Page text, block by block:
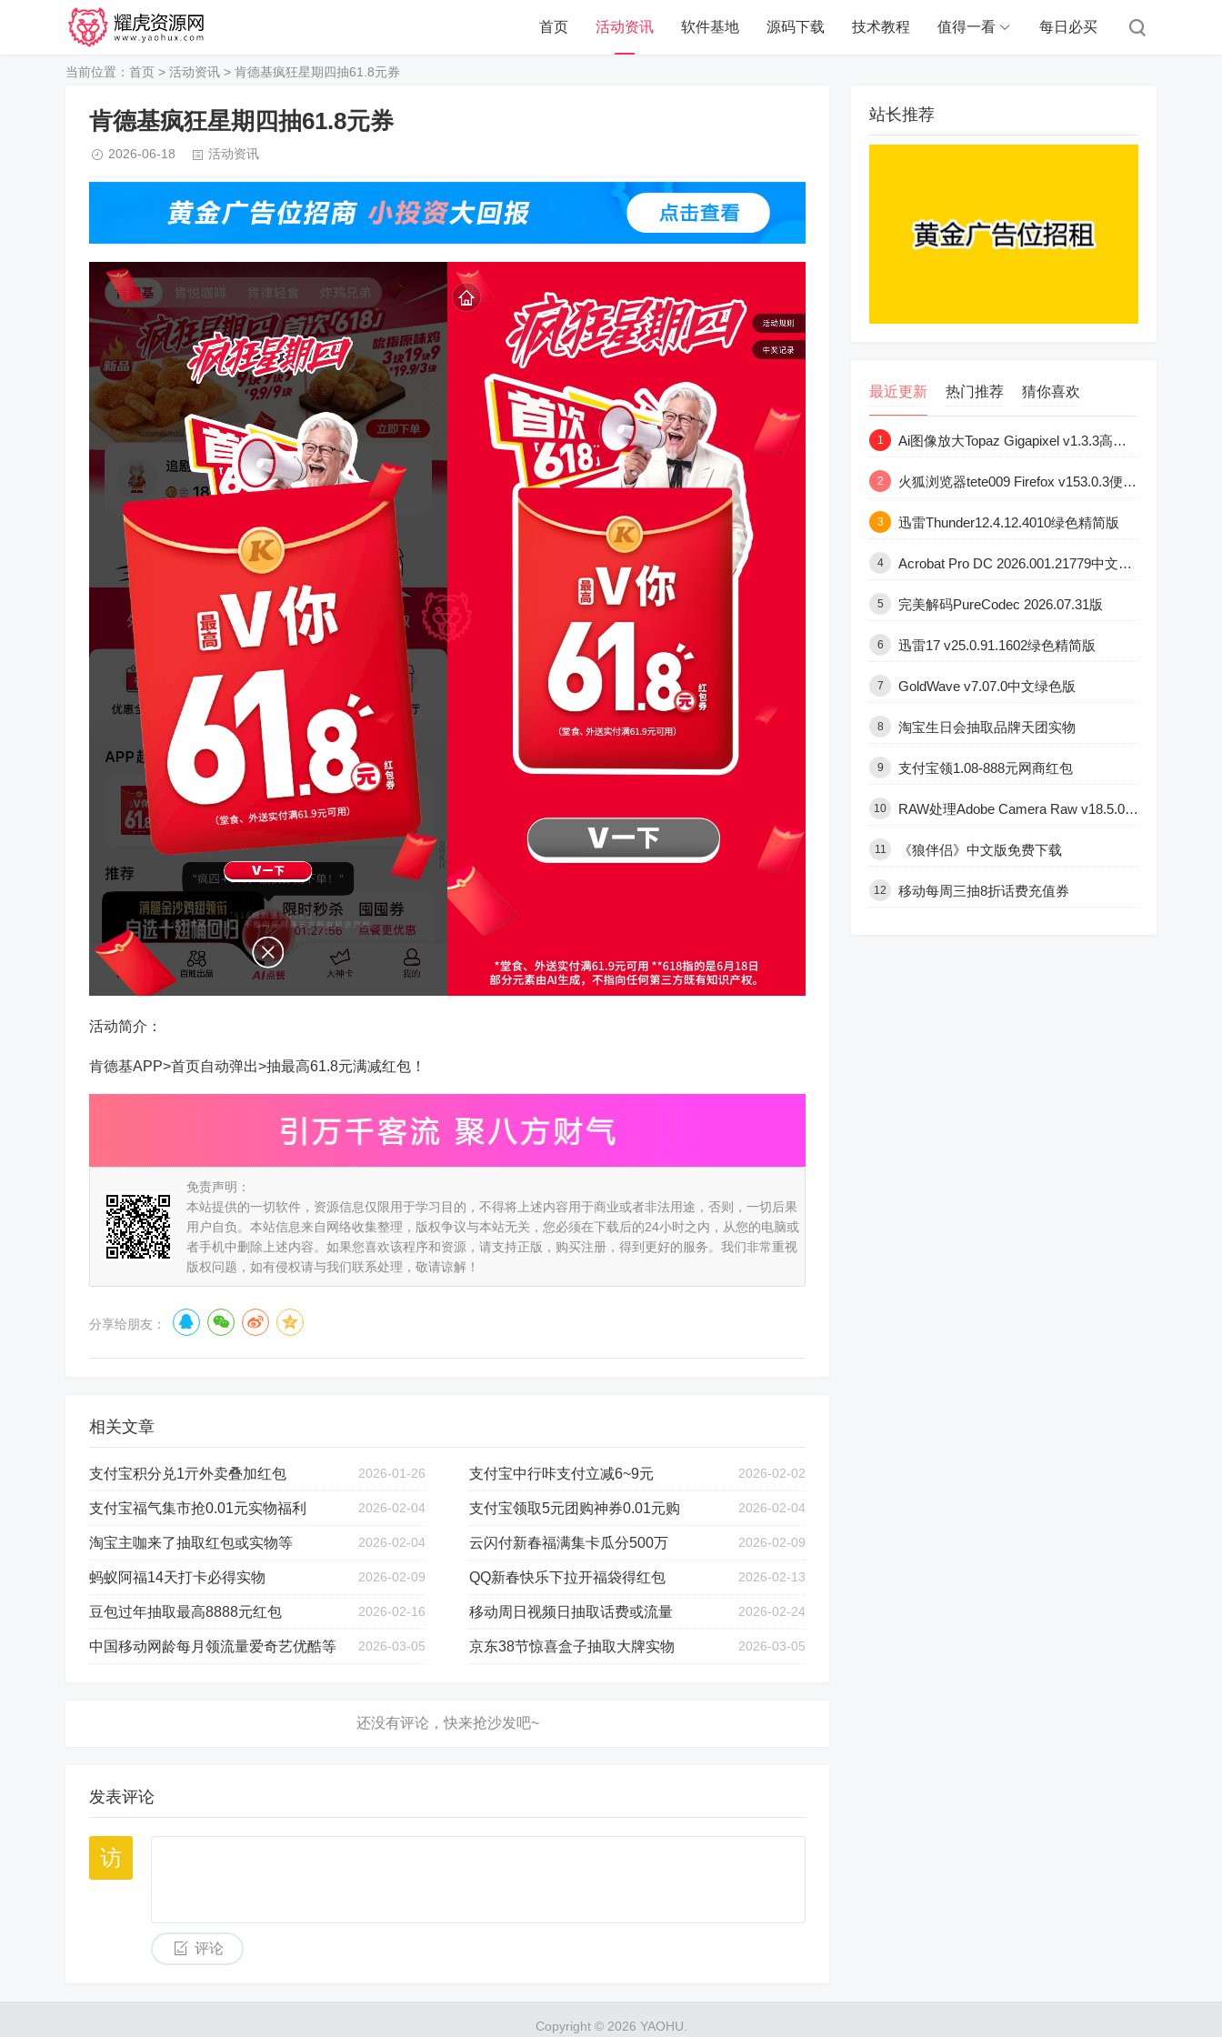
首页 活动资讯 软件基地 源码下载 技术教程 值得一看 每日必买
当前位置： 首页 > 活动资讯 > 肯德基疯狂星期四抽61.8元券
肯德基疯狂星期四抽61.8元券
2026-06-18 活动资讯
活动简介：
肯德基APP>首页自动弹出>抽最高61.8元满减红包！
免责声明：
本站提供的一切软件，资源信息仅限用于学习目的，不得将上述内容用于商业或者非法用途，否则，一切后果
用户自负。本站信息来自网络收集整理，版权争议与本站无关，您必须在下载后的24小时之内，从您的电脑或
者手机中删除上述内容。如果您喜欢该程序和资源，请支持正版，购买注册，得到更好的服务。我们非常重视
版权问题，如有侵权请与我们联系处理，敬请谅解！
分享给朋友：
相关文章
支付宝积分兑1亓外卖叠加红包 2026-01-26 支付宝中行咔支付立减6~9元 2026-02-02
支付宝福气集市抢0.01元实物福利 2026-02-04 支付宝领取5元团购神券0.01元购 2026-02-04
淘宝主咖来了抽取红包或实物等 2026-02-04 云闪付新春福满集卡瓜分500万 2026-02-09
蚂蚁阿福14天打卡必得实物 2026-02-09 QQ新春快乐下拉开福袋得红包 2026-02-13
豆包过年抽取最高8888元红包 2026-02-16 移动周日视频日抽取话费或流量 2026-02-24
中国移动网龄每月领流量爱奇艺优酷等 2026-03-05 京东38节惊喜盒子抽取大牌实物 2026-03-05
发表评论
评论
站长推荐
最近更新 热门推荐 猜你喜欢
1 Ai图像放大Topaz Gigapixel v1.3.3高级版
2 火狐浏览器tete009 Firefox v153.0.3便携版
3 迅雷Thunder12.4.12.4010绿色精简版
4 Acrobat Pro DC 2026.001.21779中文直装版
5 完美解码PureCodec 2026.07.31版
6 迅雷17 v25.0.91.1602绿色精简版
7 GoldWave v7.07.0中文绿色版
8 淘宝生日会抽取品牌天团实物
9 支付宝领1.08-888元网商红包
10 RAW处理Adobe Camera Raw v18.5.0中文版
11 《狼伴侣》中文版免费下载
12 移动每周三抽8折话费充值券
Copyright © 2026 YAOHU.